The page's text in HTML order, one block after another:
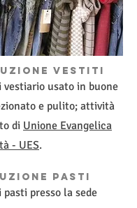
vestiti
vestiario usato in buone
e pulito; attività
di Unione Evangelica
- UES.
pasti
presso la sede